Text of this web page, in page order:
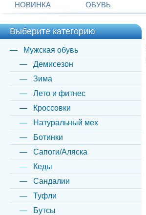
НОВИНКА ОБУВЬ
Выберите категорию
Мужская обувь
Демисезон
Зима
Лето и фитнес
Кроссовки
Натуральный мех
Ботинки
Сапоги/Аляска
Кеды
Сандалии
Туфли
Бутсы